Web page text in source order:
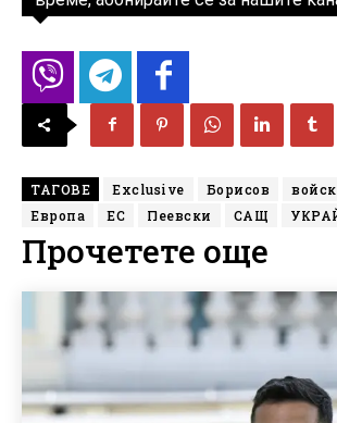
ТАГОВЕ Exclusive Борисов
Европа
ЕС Пеевски САЩ
Прочетете още